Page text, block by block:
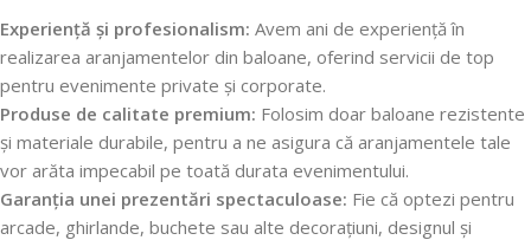
Experiență și profesionalism: Avem ani de experiență în
realizarea aranjamentelor din baloane, oferind servicii de top
pentru evenimente private și corporate.
Produse de calitate premium: Folosim doar baloane rezistente
și materiale durabile, pentru a ne asigura că aranjamentele tale
vor arăta impecabil pe toată durata evenimentului.
Garanția unei prezentări spectaculoase: Fie că optezi pentru
arcade, ghirlande, buchete sau alte decorațiuni, designul și